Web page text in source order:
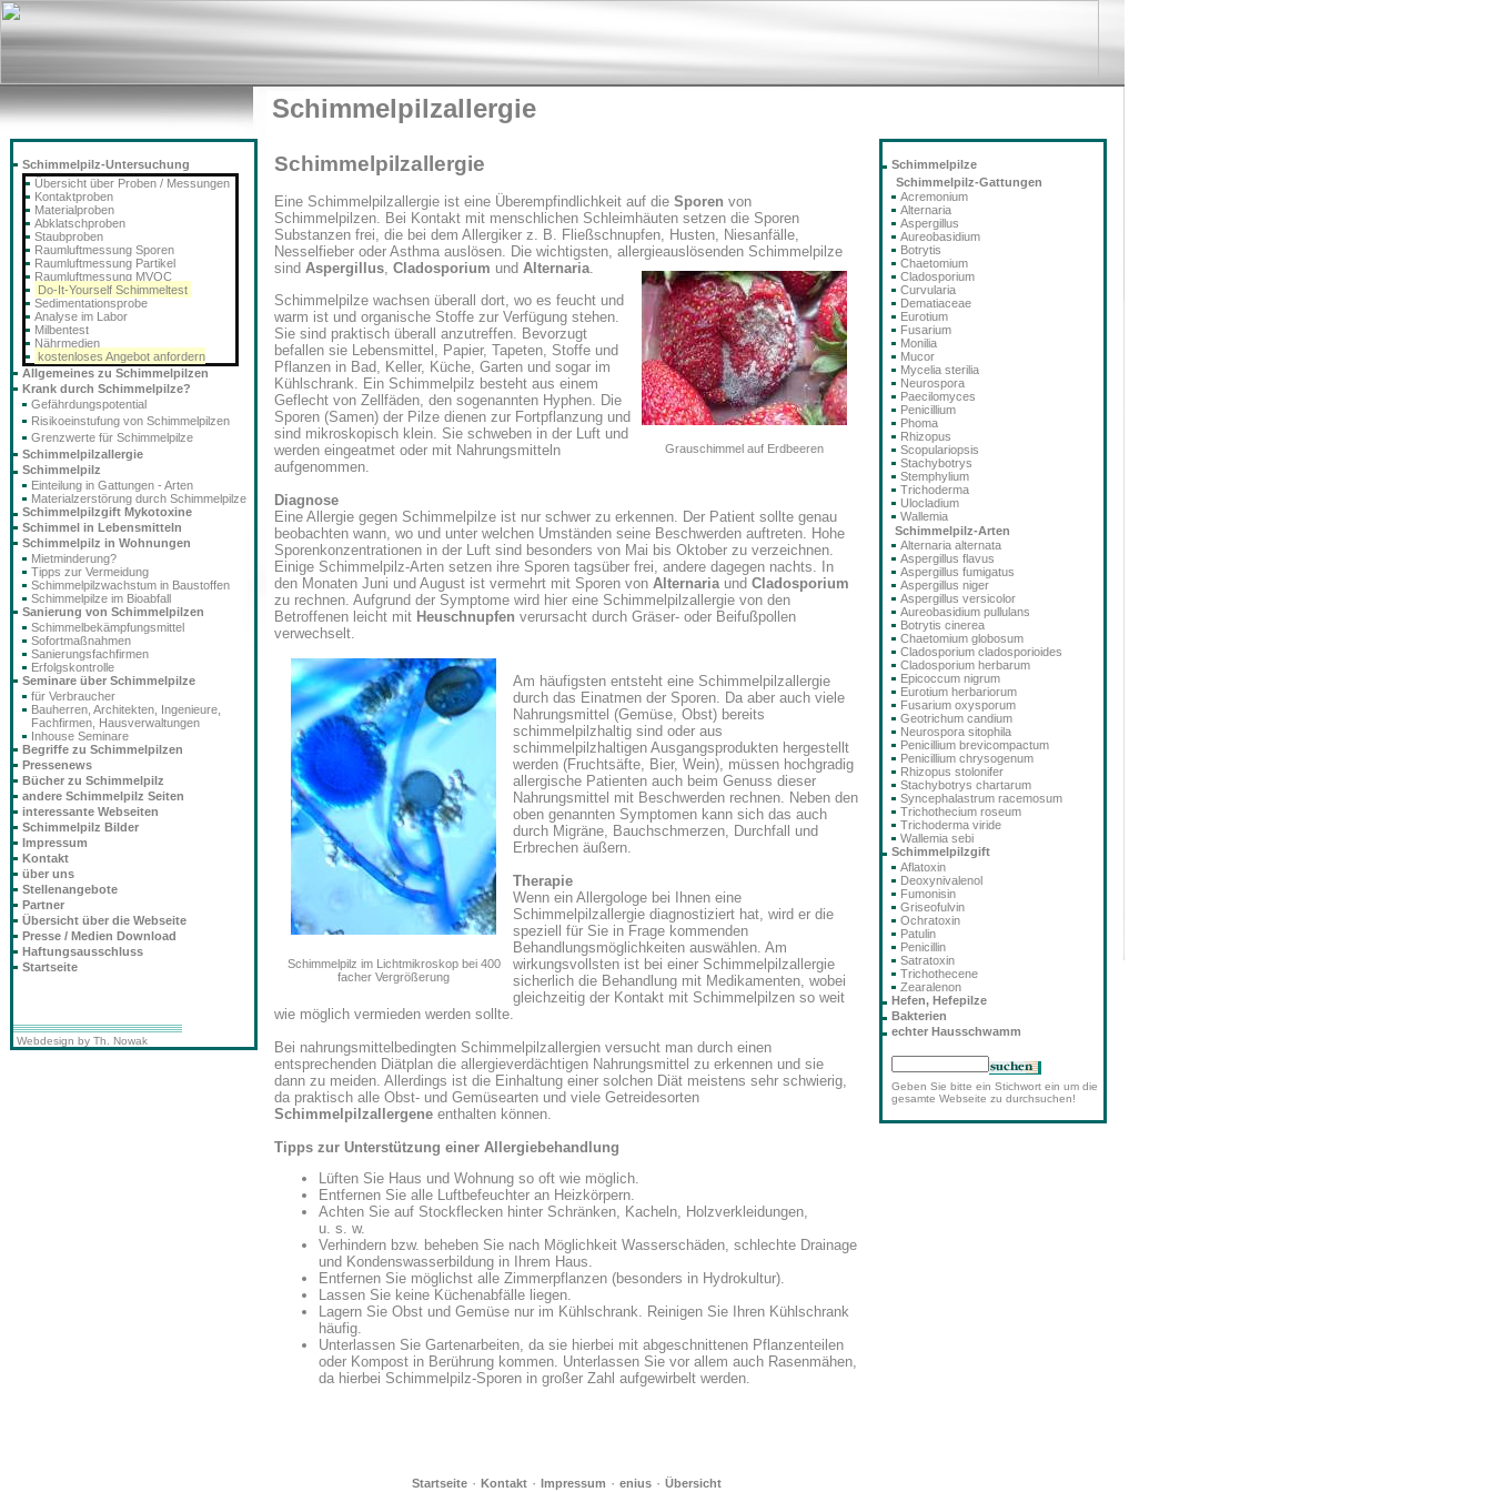
Schimmelpilzallergie
Schimmelpilzallergie
Eine Schimmelpilzallergie ist eine Überempfindlichkeit auf die Sporen von
Schimmelpilzen. Bei Kontakt mit menschlichen Schleimhäuten setzen die Sporen
Substanzen frei, die bei dem Allergiker z. B. Fließschnupfen, Husten, Niesanfälle,
Nesselfieber oder Asthma auslösen. Die wichtigsten, allergieauslösenden Schimmelpilze
sind Aspergillus, Cladosporium und Alternaria.
Grauschimmel auf Erdbeeren
Schimmelpilze wachsen überall dort, wo es feucht und
warm ist und organische Stoffe zur Verfügung stehen.
Sie sind praktisch überall anzutreffen. Bevorzugt
befallen sie Lebensmittel, Papier, Tapeten, Stoffe und
Pflanzen in Bad, Keller, Küche, Garten und sogar im
Kühlschrank. Ein Schimmelpilz besteht aus einem
Geflecht von Zellfäden, den sogenannten Hyphen. Die
Sporen (Samen) der Pilze dienen zur Fortpflanzung und
sind mikroskopisch klein. Sie schweben in der Luft und
werden eingeatmet oder mit Nahrungsmitteln
aufgenommen.
Diagnose
Eine Allergie gegen Schimmelpilze ist nur schwer zu erkennen. Der Patient sollte genau
beobachten wann, wo und unter welchen Umständen seine Beschwerden auftreten. Hohe
Sporenkonzentrationen in der Luft sind besonders von Mai bis Oktober zu verzeichnen.
Einige Schimmelpilz-Arten setzen ihre Sporen tagsüber frei, andere dagegen nachts. In
den Monaten Juni und August ist vermehrt mit Sporen von Alternaria und Cladosporium
zu rechnen. Aufgrund der Symptome wird hier eine Schimmelpilzallergie von den
Betroffenen leicht mit Heuschnupfen verursacht durch Gräser- oder Beifußpollen
verwechselt.
Schimmelpilz im Lichtmikroskop bei 400
facher Vergrößerung
Am häufigsten entsteht eine Schimmelpilzallergie
durch das Einatmen der Sporen. Da aber auch viele
Nahrungsmittel (Gemüse, Obst) bereits
schimmelpilzhaltig sind oder aus
schimmelpilzhaltigen Ausgangsprodukten hergestellt
werden (Fruchtsäfte, Bier, Wein), müssen hochgradig
allergische Patienten auch beim Genuss dieser
Nahrungsmittel mit Beschwerden rechnen. Neben den
oben genannten Symptomen kann sich das auch
durch Migräne, Bauchschmerzen, Durchfall und
Erbrechen äußern.
Therapie
Wenn ein Allergologe bei Ihnen eine
Schimmelpilzallergie diagnostiziert hat, wird er die
speziell für Sie in Frage kommenden
Behandlungsmöglichkeiten auswählen. Am
wirkungsvollsten ist bei einer Schimmelpilzallergie
sicherlich die Behandlung mit Medikamenten, wobei
gleichzeitig der Kontakt mit Schimmelpilzen so weit
wie möglich vermieden werden sollte.
Bei nahrungsmittelbedingten Schimmelpilzallergien versucht man durch einen
entsprechenden Diätplan die allergieverdächtigen Nahrungsmittel zu erkennen und sie
dann zu meiden. Allerdings ist die Einhaltung einer solchen Diät meistens sehr schwierig,
da praktisch alle Obst- und Gemüsearten und viele Getreidesorten
Schimmelpilzallergene enthalten können.
Tipps zur Unterstützung einer Allergiebehandlung
Lüften Sie Haus und Wohnung so oft wie möglich.
Entfernen Sie alle Luftbefeuchter an Heizkörpern.
Achten Sie auf Stockflecken hinter Schränken, Kacheln, Holzverkleidungen,
u. s. w.
Verhindern bzw. beheben Sie nach Möglichkeit Wasserschäden, schlechte Drainage
und Kondenswasserbildung in Ihrem Haus.
Entfernen Sie möglichst alle Zimmerpflanzen (besonders in Hydrokultur).
Lassen Sie keine Küchenabfälle liegen.
Lagern Sie Obst und Gemüse nur im Kühlschrank. Reinigen Sie Ihren Kühlschrank
häufig.
Unterlassen Sie Gartenarbeiten, da sie hierbei mit abgeschnittenen Pflanzenteilen
oder Kompost in Berührung kommen. Unterlassen Sie vor allem auch Rasenmähen,
da hierbei Schimmelpilz-Sporen in großer Zahl aufgewirbelt werden.
Startseite· Kontakt· Impressum · enius· Übersicht
Schimmelpilz-Untersuchung
Übersicht über Proben / Messungen
Kontaktproben
Materialproben
Abklatschproben
Staubproben
Raumluftmessung Sporen
Raumluftmessung Partikel
Raumluftmessung MVOC
Do-It-Yourself Schimmeltest
Sedimentationsprobe
Analyse im Labor
Milbentest
Nährmedien
kostenloses Angebot anfordern
Allgemeines zu Schimmelpilzen
Krank durch Schimmelpilze?
Gefährdungspotential
Risikoeinstufung von Schimmelpilzen
Grenzwerte für Schimmelpilze
Schimmelpilzallergie
Schimmelpilz
Einteilung in Gattungen - Arten
Materialzerstörung durch Schimmelpilze
Schimmelpilzgift Mykotoxine
Schimmel in Lebensmitteln
Schimmelpilz in Wohnungen
Mietminderung?
Tipps zur Vermeidung
Schimmelpilzwachstum in Baustoffen
Schimmelpilze im Bioabfall
Sanierung von Schimmelpilzen
Schimmelbekämpfungsmittel
Sofortmaßnahmen
Sanierungsfachfirmen
Erfolgskontrolle
Seminare über Schimmelpilze
für Verbraucher
Bauherren, Architekten, Ingenieure,
Fachfirmen, Hausverwaltungen
Inhouse Seminare
Begriffe zu Schimmelpilzen
Pressenews
Bücher zu Schimmelpilz
andere Schimmelpilz Seiten
interessante Webseiten
Schimmelpilz Bilder
Impressum
Kontakt
über uns
Stellenangebote
Partner
Übersicht über die Webseite
Presse / Medien Download
Haftungsausschluss
Startseite
Webdesign by Th. Nowak
Schimmelpilze
Schimmelpilz-Gattungen
Acremonium
Alternaria
Aspergillus
Aureobasidium
Botrytis
Chaetomium
Cladosporium
Curvularia
Dematiaceae
Eurotium
Fusarium
Monilia
Mucor
Mycelia sterilia
Neurospora
Paecilomyces
Penicillium
Phoma
Rhizopus
Scopulariopsis
Stachybotrys
Stemphylium
Trichoderma
Ulocladium
Wallemia
Schimmelpilz-Arten
Alternaria alternata
Aspergillus flavus
Aspergillus fumigatus
Aspergillus niger
Aspergillus versicolor
Aureobasidium pullulans
Botrytis cinerea
Chaetomium globosum
Cladosporium cladosporioides
Cladosporium herbarum
Epicoccum nigrum
Eurotium herbariorum
Fusarium oxysporum
Geotrichum candium
Neurospora sitophila
Penicillium brevicompactum
Penicillium chrysogenum
Rhizopus stolonifer
Stachybotrys chartarum
Syncephalastrum racemosum
Trichothecium roseum
Trichoderma viride
Wallemia sebi
Schimmelpilzgift
Aflatoxin
Deoxynivalenol
Fumonisin
Griseofulvin
Ochratoxin
Patulin
Penicillin
Satratoxin
Trichothecene
Zearalenon
Hefen, Hefepilze
Bakterien
echter Hausschwamm
Geben Sie bitte ein Stichwort ein um die
gesamte Webseite zu durchsuchen!